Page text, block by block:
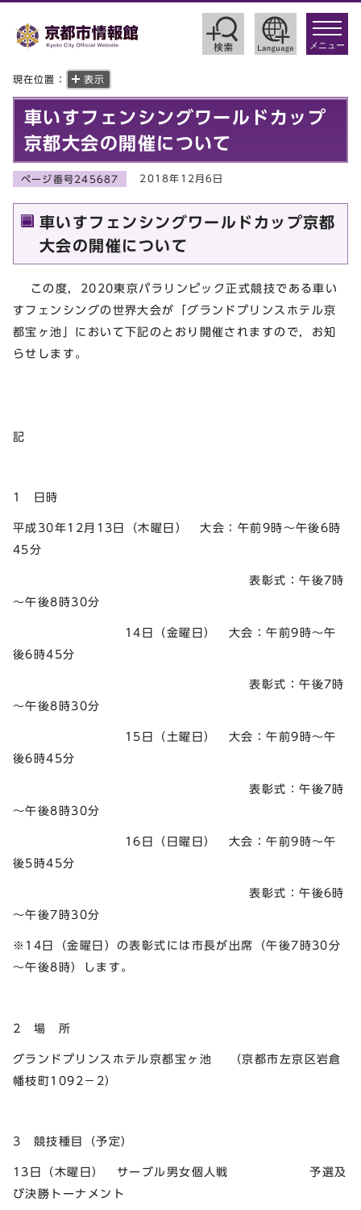
toggle
メニュー
現在位置： 表示
車いすフェンシングワールドカップ
京都大会の開催について
ページ番号245687 2018年12月6日
車いすフェンシングワールドカップ京都
大会の開催について
この度，2020東京パラリンピック正式競技である車い
すフェンシングの世界大会が「グランドプリンスホテル京
都宝ヶ池」において下記のとおり開催されますので，お知
らせします。
記
1 日時
平成30年12月13日（木曜日） 大会：午前9時～午後6時
45分
表彰式：午後7時
～午後8時30分
14日（金曜日） 大会：午前9時～午
後6時45分
表彰式：午後7時
～午後8時30分
15日（土曜日） 大会：午前9時～午
後6時45分
表彰式：午後7時
～午後8時30分
16日（日曜日） 大会：午前9時～午
後5時45分
表彰式：午後6時
～午後7時30分
※14日（金曜日）の表彰式には市長が出席（午後7時30分
～午後8時）します。
2 場 所
グランドプリンスホテル京都宝ヶ池 （京都市左京区岩倉
幡枝町1092－2）
3 競技種目（予定）
13日（木曜日） サーブル男女個人戦 予選及
び決勝トーナメント